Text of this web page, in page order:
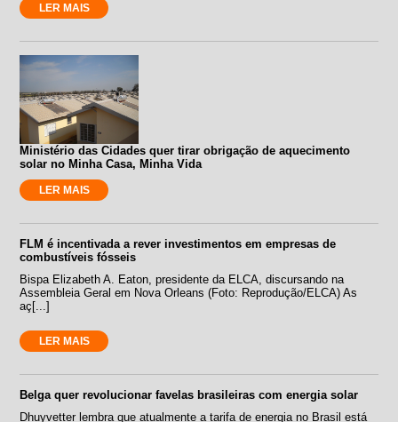
LER MAIS
Ministério das Cidades quer tirar obrigação de aquecimento
solar no Minha Casa, Minha Vida
LER MAIS
FLM é incentivada a rever investimentos em empresas de
combustíveis fósseis
Bispa Elizabeth A. Eaton, presidente da ELCA, discursando na
Assembleia Geral em Nova Orleans (Foto: Reprodução/ELCA) As
aç[...]
LER MAIS
Belga quer revolucionar favelas brasileiras com energia solar
Dhuyvetter lembra que atualmente a tarifa de energia no Brasil está